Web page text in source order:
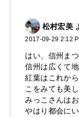
松村宏美
2017-09-29 2:12
はい、信州まつ
信州は広くて
紅葉はこれか
こをみても美
みっこさんは
やはり都会に